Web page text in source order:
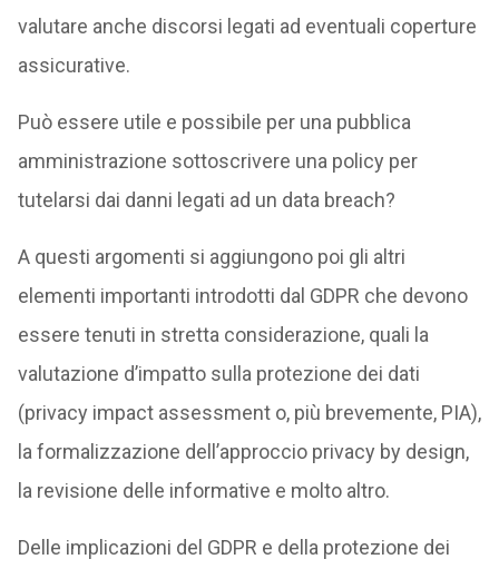
valutare anche discorsi legati ad eventuali coperture
assicurative.
Può essere utile e possibile per una pubblica
amministrazione sottoscrivere una policy per
tutelarsi dai danni legati ad un data breach?
A questi argomenti si aggiungono poi gli altri
elementi importanti introdotti dal GDPR che devono
essere tenuti in stretta considerazione, quali la
valutazione d’impatto sulla protezione dei dati
(privacy impact assessment o, più brevemente, PIA),
la formalizzazione dell’approccio privacy by design,
la revisione delle informative e molto altro.
Delle implicazioni del GDPR e della protezione dei